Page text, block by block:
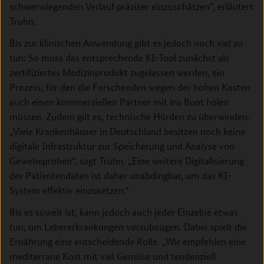
schwerwiegenden Verlauf präziser einzuschätzen“, erläutert
Truhn.
Bis zur klinischen Anwendung gibt es jedoch noch viel zu
tun: So muss das entsprechende KI-Tool zunächst als
zertifiziertes Medizinprodukt zugelassen werden, ein
Prozess, für den die Forschenden wegen der hohen Kosten
auch einen kommerziellen Partner mit ins Boot holen
müssen. Zudem gilt es, technische Hürden zu überwinden.
„Viele Krankenhäuser in Deutschland besitzen noch keine
digitale Infrastruktur zur Speicherung und Analyse von
Gewebeproben“, sagt Truhn. „Eine weitere Digitalisierung
der Patientendaten ist daher unabdingbar, um das KI-
System effektiv einzusetzen.“
Bis es soweit ist, kann jedoch auch jeder Einzelne etwas
tun, um Lebererkrankungen vorzubeugen. Dabei spielt die
Ernährung eine entscheidende Rolle. „Wir empfehlen eine
mediterrane Kost mit viel Gemüse und tendenziell